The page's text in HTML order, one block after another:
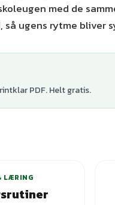
med de
så ugens rytme bliver
PDF. Helt gratis.
LÆRING